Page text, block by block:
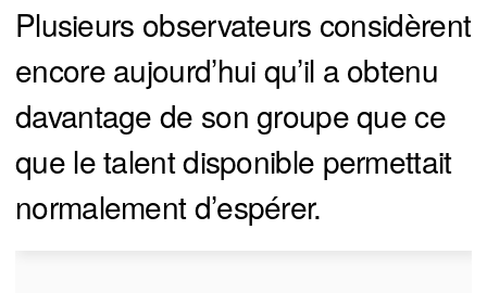
Plusieurs observateurs considèrent
encore aujourd’hui qu’il a obtenu
davantage de son groupe que ce
que le talent disponible permettait
normalement d’espérer.